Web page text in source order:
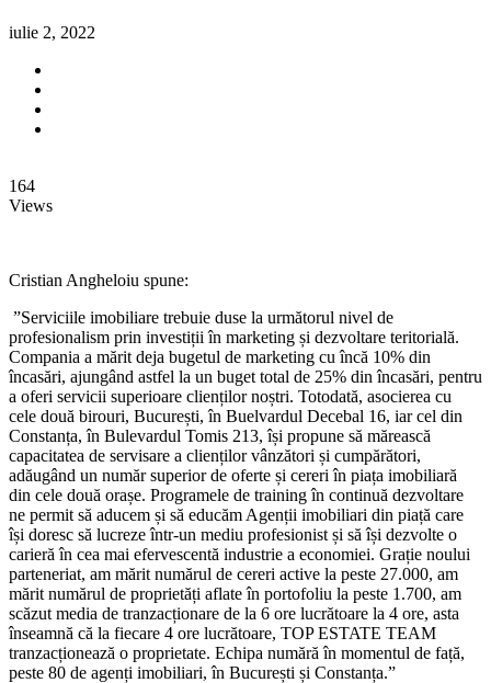
iulie 2, 2022
164
Views
Cristian Angheloiu spune:
”Serviciile imobiliare trebuie duse la următorul nivel de
profesionalism prin investiții în marketing și dezvoltare teritorială.
Compania a mărit deja bugetul de marketing cuîncă 10% din
încasări, ajungând astfel la un buget total de 25% dinîncasări, pentru
a oferi servicii superioare clienților noștri. Totodată, asocierea cu
cele două birouri, București, în Buelvardul Decebal 16, iar cel din
Constanța,în Bulevardul Tomis 213, își propune să mărească
capacitatea de servisare a clienților vânzători și cumpărători,
adăugând un numărsuperior de oferte și cereri în piața imobiliară
din cele două orașe. Programele de trainingîn continuă dezvoltare
ne permit să aducem și să educăm Agenții imobiliari din piață care
își doresc să lucreze într-un mediu profesionist și să își dezvolte o
carieră în cea mai efervescentă industrie a economiei. Grație noului
parteneriat, am mărit numărul de cereri active la peste 27.000, am
mărit numărul de proprietăți aflate în portofoliu la peste 1 .700, am
scăzut media de tranzacționare de la 6 ore lucrătoare la 4 ore, asta
înseamnă că la fiecare 4 ore lucrătoare, TOP ESTATE TEAM
tranzacționează o proprietate. Echipa numără în momentul de față,
peste 80 de agenți imobiliari,în București și Constanța.”